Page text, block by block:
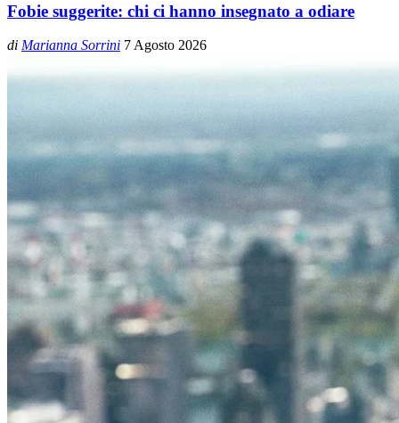
Fobie suggerite: chi ci hanno insegnato a odiare
di Marianna Sorrini 7 Agosto 2026